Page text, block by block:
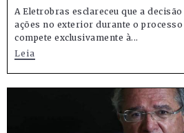
A Eletrobras esclareceu que a
ações no exterior durante o processo
compete exclusivamente à...
Leia